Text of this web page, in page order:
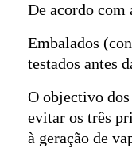
De acordo com
Embalados
testados antes
O objectivo
evitar os três
à geração de